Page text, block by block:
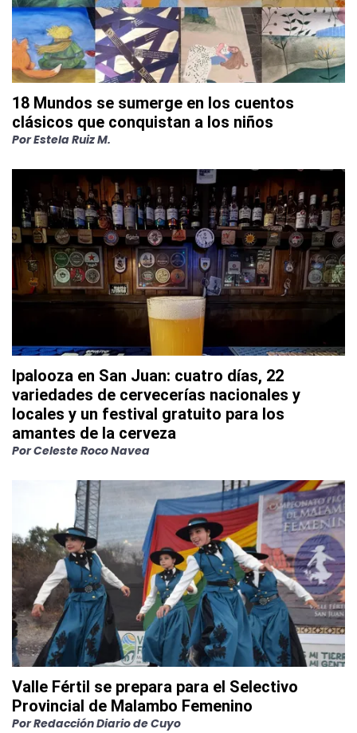
18 Mundos se sumerge en los cuentos
clásicos que conquistan a los niños
PorEstela Ruiz M.
Ipalooza en San Juan: cuatro días, 22
variedades de cervecerías nacionales y
locales y un festival gratuito para los
amantes de la cerveza
PorCeleste Roco Navea
Valle Fértil se prepara para el Selectivo
Provincial de Malambo Femenino
PorRedacción Diario de Cuyo